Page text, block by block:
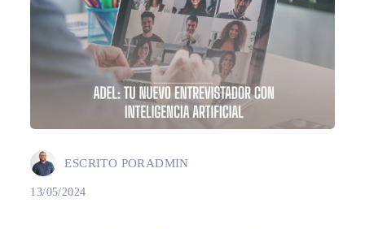
ESCRITO PORADMIN
13/05/2024